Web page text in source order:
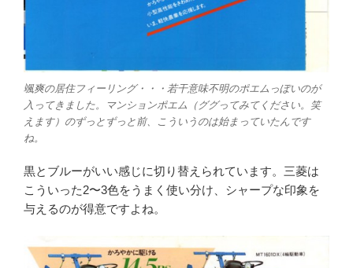
颯爽の居住フィーリング・・・若干意味不明のポエムっぽいのが
入ってきました。マンションポエム（ググってみてください。笑
えます）のずっとずっと前、こういうのは始まっていたんです
ね。
黒とブルーがいい感じに切り替えられています。三菱は
こういった2〜3色をうまく使い分け、シャープな印象を
与えるのが得意ですよね。